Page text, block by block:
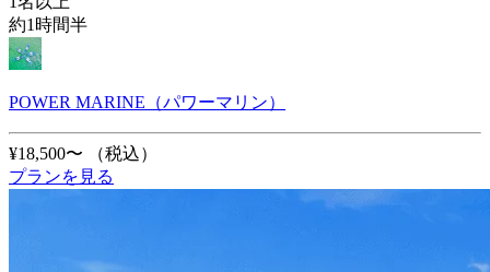
約1時間半
POWER MARINE（パワーマリン）
¥18,500〜
（税込）
プランを見る